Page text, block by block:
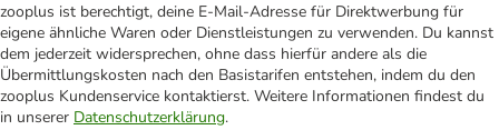
zooplus ist berechtigt, deine E-Mail-Adresse für Direktwerbung für
eigene ähnliche Waren oder Dienstleistungen zu verwenden. Du kannst
dem jederzeit widersprechen, ohne dass hierfür andere als die
Übermittlungskosten nach den Basistarifen entstehen, indem du den
zooplus Kundenservice kontaktierst. Weitere Informationen findest du
in unserer Datenschutzerklärung.